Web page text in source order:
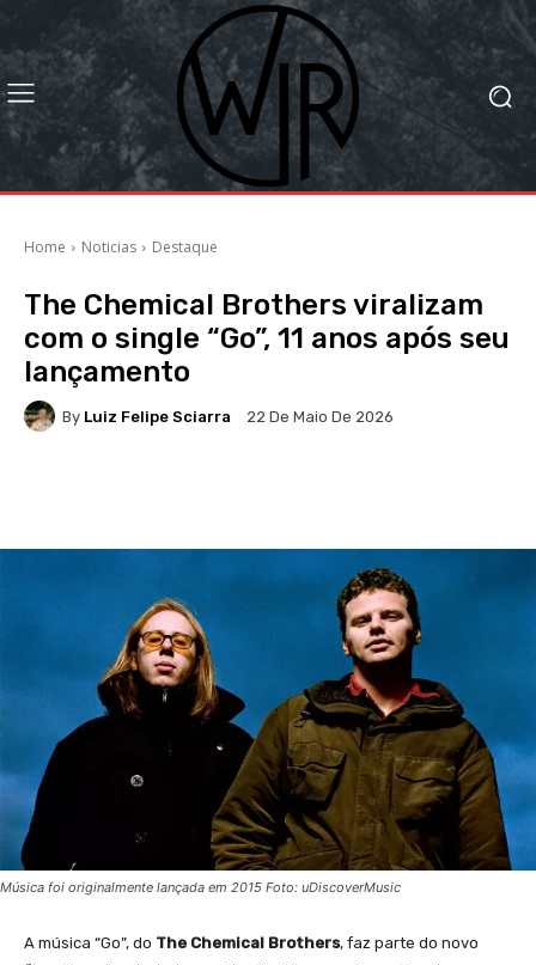
Home Noticias Destaque
The Chemical Brothers viralizam
com o single “Go”, 11 anos após seu
lançamento
By Luiz Felipe Sciarra 22 De Maio De 2026
Música foi originalmente lançada em 2015 Foto: uDiscoverMusic
A música “Go”, do The Chemical Brothers, faz parte do novo